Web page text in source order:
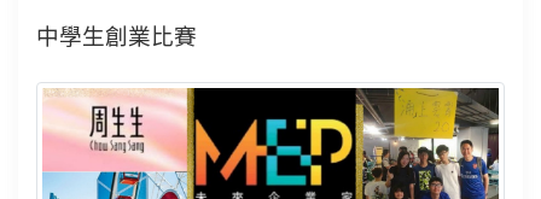
中學生創業比賽